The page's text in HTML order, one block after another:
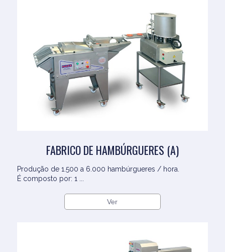
FABRICO DE HAMBÚRGUERES (A)
Produção de 1.500 a 6.000 hambúrgueres / hora.
É composto por: 1 ...
Ver